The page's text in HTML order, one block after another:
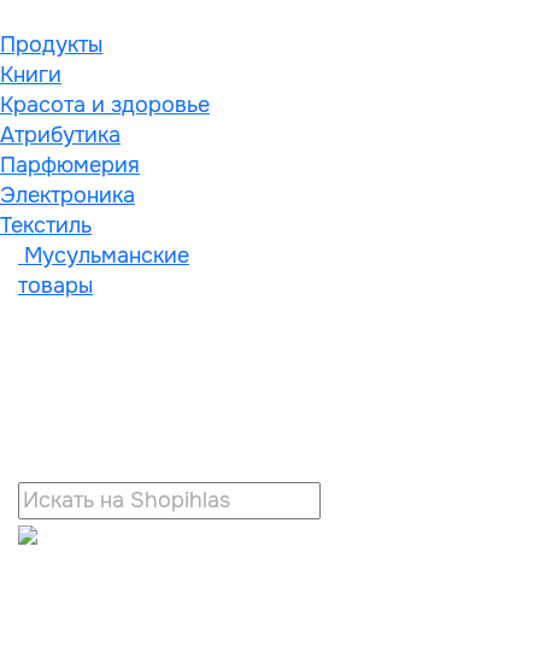
Продукты
Книги
Красота и здоровье
Атрибутика
Парфюмерия
Электроника
Текстиль
Мусульманские
товары